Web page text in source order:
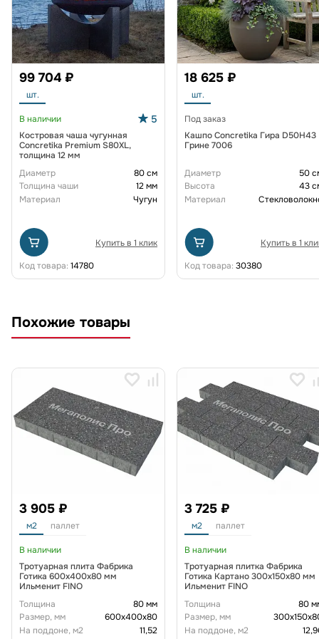
99 704 ₽
шт.
В наличии 5
Костровая чаша чугунная
Concretika Premium S80XL,
толщина 12 мм
Диаметр
80 см
Толщина чаши
12 мм
Материал
Чугун
Купить в 1 клик
Код товара: 14780
18 625 ₽
шт.
Под заказ
Кашпо Concretika Гира D50H43
Грине 7006
Диаметр
50
Высота
43
Материал
Купить в 1
Код товара: 30380
Похожие товары
3 905 ₽
м2 паллет
В наличии
Тротуарная плита Фабрика
Готика 600х400х80 мм
Ильменит FINO
Толщина
80 мм
Размер, мм
600х400х80
На поддоне, м2
11,52
3 725 ₽
м2 паллет
В наличии
Тротуарная плитка Фабрика
Готика Картано 300х150х80 мм
Ильменит FINO
Толщина
80
Размер, мм
На поддоне, м2